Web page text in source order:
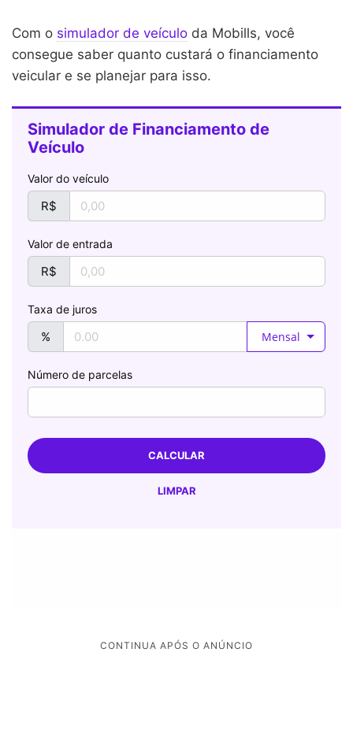
Com o simulador de veículo da Mobills, você
consegue saber quanto custará o financiamento
veicular e se planejar para isso.